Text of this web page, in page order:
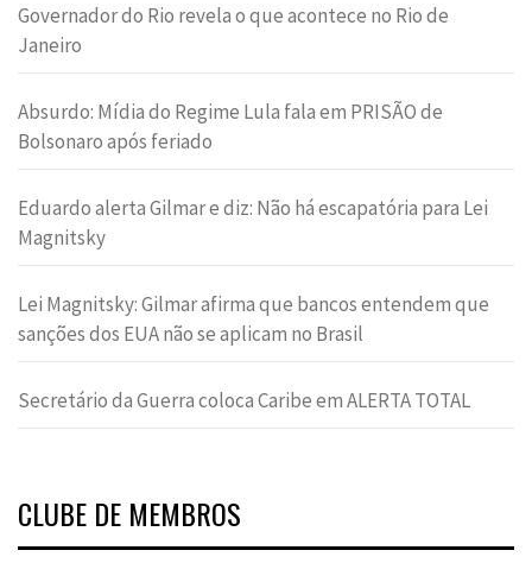
Governador do Rio revela o que acontece no Rio de
Janeiro
Absurdo: Mídia do Regime Lula fala em PRISÃO de
Bolsonaro após feriado
Eduardo alerta Gilmar e diz: Não há escapatória para Lei
Magnitsky
Lei Magnitsky: Gilmar afirma que bancos entendem que
sanções dos EUA não se aplicam no Brasil
Secretário da Guerra coloca Caribe em ALERTA TOTAL
CLUBE DE MEMBROS